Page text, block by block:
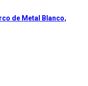
de Metal Blanco,